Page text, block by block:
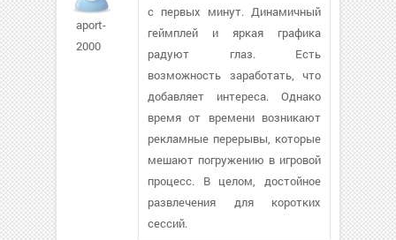
aport-
2000
с первых минут. Динамичный
геймплей и яркая графика
радуют глаз. Есть
возможность заработать, что
добавляет интереса. Однако
время от времени возникают
рекламные перерывы, которые
мешают погружению в игровой
процесс. В целом, достойное
развлечения для коротких
сессий.